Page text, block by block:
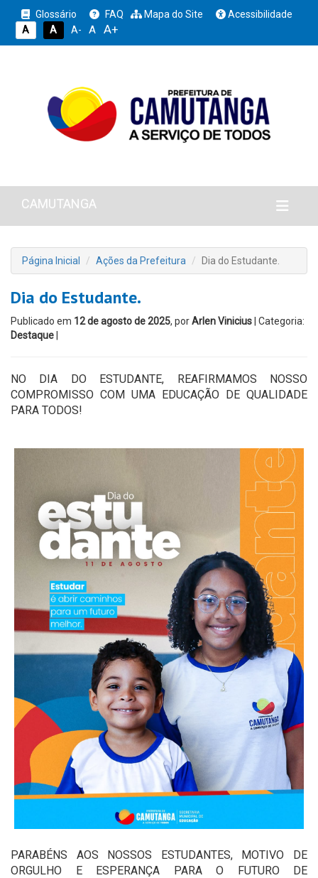
Glossário FAQ Mapa do Site
Acessibilidade
A
A A- A A+
CAMUTANGA
Página Inicial Ações da Prefeitura Dia do Estudante.
Dia do Estudante.
Publicado em 12 de agosto de 2025, porArlen Vinicius | Categoria:
Destaque
NO DIA DO ESTUDANTE, REAFIRMAMOS NOSSO
COMPROMISSO COM UMA EDUCAÇÃO DE QUALIDADE
PARA TODOS!
PARABÉNS AOS NOSSOS ESTUDANTES, MOTIVO DE
ORGULHO E ESPERANÇA PARA O FUTURO DE